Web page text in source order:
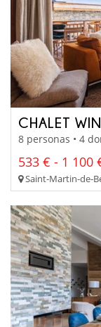
CHALET
8 personas • 4
533 € - 1 100
Saint-Martin-de-